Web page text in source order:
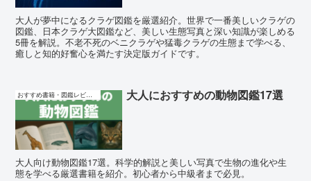
大人が夢中になるクラゲ図鑑を厳選紹介。世界で一番美しいクラゲの
図鑑、日本クラゲ大図鑑など、美しい生態写真と深い知識が楽しめる
5冊を解説。不老不死のベニクラゲや猛毒クラゲの生態まで学べる、
癒しと知的好奮心を満たす決定版ガイドです。
おすすめ書籍・図鑑レビュー 大人におすすめの動物図鑑17選
大人向け動物図鑑17選。科学的解説と美しい写真で生物の進化や生
態を学べる厳選書籍を紹介。初心者から中級者まで必見。